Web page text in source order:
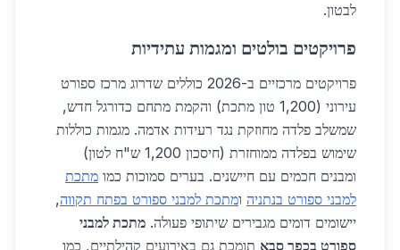
לבטון.
פרויקטים בולטים ומגמות עתידיות
פרויקטים מרכזיים ב-2026 כוללים שדרוג מרכז ספורט
עירוני (1,200 טון מתכת) והקמת מתחם כדורגל חדש,
שמשלב פלדה מחוזקת נגד רעידות אדמה. מגמות כוללות
שימוש בפלדה ממוחזרת (חיסכון 1,200 ש"ח לטון)
ומבנים חכמים עם חיישנים. בערים סמוכות כמו מתכת
למבני ספורט בנתניה ומתכת למבני ספורט בפתח תקווה,
יישומים דומים מגבירים שיתופי פעולה. מתכת למבני
ספורט בכפר סבא תומכת גם באירועים קהילתיים, כמו